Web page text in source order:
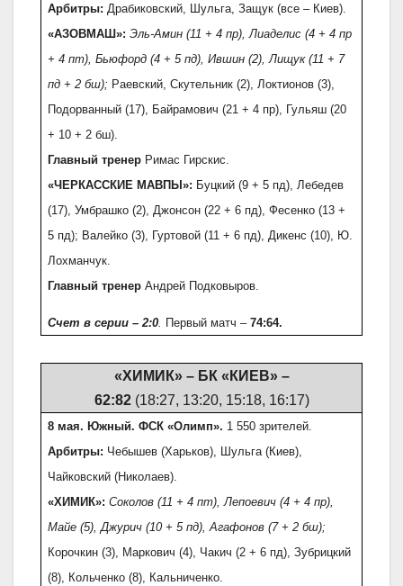
Арбитры: Драбиковский, Шульга, Защук (все – Киев).
«АЗОВМАШ»: Эль-Амин (11 + 4 пр), Лиаделис (4 + 4 пр
+ 4 пт), Бьюфорд (4 + 5 пд), Ившин (2), Лищук (11 + 7
пд + 2 бш); Раевский, Скутельник (2), Локтионов (3),
Подорванный (17), Байрамович (21 + 4 пр), Гульяш (20
+ 10 + 2 бш).
Главный тренер Римас Гирскис.
«ЧЕРКАССКИЕ МАВПЫ»: Буцкий (9 + 5 пд), Лебедев
(17), Умбрашко (2), Джонсон (22 + 6 пд), Фесенко (13 +
5 пд); Валейко (3), Гуртовой (11 + 6 пд), Дикенс (10), Ю.
Лохманчук.
Главный тренер Андрей Подковыров.
Счет в серии – 2:0. Первый матч –74:64.
«ХИМИК» – БК «КИЕВ» –
62:82 (18:27, 13:20, 15:18, 16:17)
8 мая. Южный. ФСК «Олимп». 1 550 зрителей.
Арбитры: Чебышев (Харьков), Шульга (Киев),
Чайковский (Николаев).
«ХИМИК»: Соколов (11 + 4 пт), Лепоевич (4 + 4 пр),
Майе (5), Джурич (10 + 5 пд), Агафонов (7 + 2 бш);
Корочкин (3), Маркович (4), Чакич (2 + 6 пд), Зубрицкий
(8), Кольченко (8), Кальниченко.